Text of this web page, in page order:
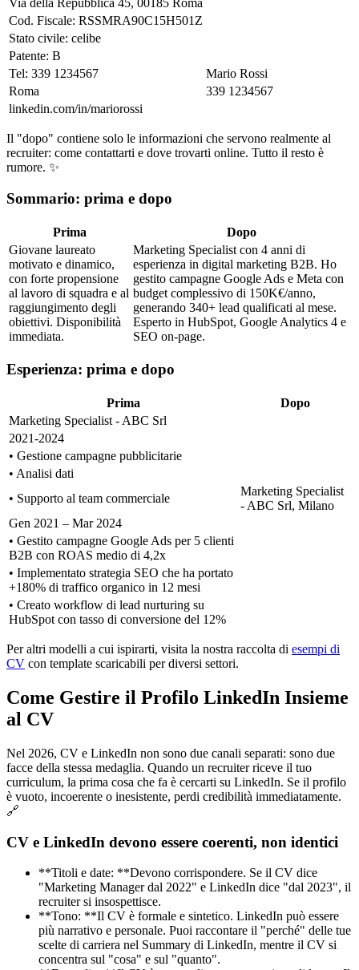
Via della Repubblica 45, 00185 Roma
Cod. Fiscale: RSSMRA90C15H501Z
Stato civile: celibe
Patente: B
Tel: 339 1234567
Mario Rossi
Roma
339 1234567
linkedin.com/in/mariorossi
Il "dopo" contiene solo le informazioni che servono realmente al
recruiter: come contattarti e dove trovarti online. Tutto il resto è
rumore. ✨
Sommario: prima e dopo
Prima
Dopo
Giovane laureato
motivato e dinamico,
con forte propensione
al lavoro di squadra e al
raggiungimento degli
obiettivi. Disponibilità
immediata.
Marketing Specialist con 4 anni di
esperienza in digital marketing B2B. Ho
gestito campagne Google Ads e Meta con
budget complessivo di 150K€/anno,
generando 340+ lead qualificati al mese.
Esperto in HubSpot, Google Analytics 4 e
SEO on-page.
Esperienza: prima e dopo
Prima
Dopo
Marketing Specialist - ABC Srl
2021-2024
• Gestione campagne pubblicitarie
• Analisi dati
• Supporto al team commerciale
Marketing Specialist
- ABC Srl, Milano
Gen 2021 – Mar 2024
• Gestito campagne Google Ads per 5 clienti
B2B con ROAS medio di 4,2x
• Implementato strategia SEO che ha portato
+180% di traffico organico in 12 mesi
• Creato workflow di lead nurturing su
HubSpot con tasso di conversione del 12%
Per altri modelli a cui ispirarti, visita la nostra raccolta di esempi di
CV con template scaricabili per diversi settori.
Come Gestire il Profilo LinkedIn Insieme
al CV
Nel 2026, CV e LinkedIn non sono due canali separati: sono due
facce della stessa medaglia. Quando un recruiter riceve il tuo
curriculum, la prima cosa che fa è cercarti su LinkedIn. Se il profilo
è vuoto, incoerente o inesistente, perdi credibilità immediatamente.
🔗
CV e LinkedIn devono essere coerenti, non identici
**Titoli e date: **Devono corrispondere. Se il CV dice
"Marketing Manager dal 2022" e LinkedIn dice "dal 2023", il
recruiter si insospettisce.
**Tono: **Il CV è formale e sintetico. LinkedIn può essere
più narrativo e personale. Puoi raccontare il "perché" delle tue
scelte di carriera nel Summary di LinkedIn, mentre il CV si
concentra sul "cosa" e sul "quanto".